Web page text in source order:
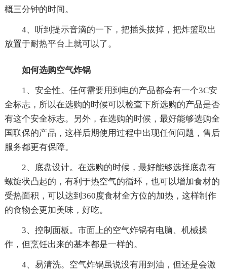
概三分钟的时间。
4、听到提示音滴的一下，把插头拔掉，把炸篮取出
放置于耐热平台上就可以了。
如何选购空气炸锅
1、安全性。任何需要用到电的产品都会有一个3C安
全标志，所以在选购的时候可以检查下所选购的产品是否
有这个安全标志。另外，在选购的时候，最好能够选购全
国联保的产品，这样后期使用过程中出现任何问题，售后
服务都更有保障。
2、底盘设计。在选购的时候，最好能够选择底盘有
螺旋状凸起的，有利于热空气的循环，也可以增加食材的
受热面积，可以达到360度食材全方位的加热，这样制作
的食物会更加美味，好吃。
3、控制面板。市面上的空气炸锅有电脑、机械操
作，但烹饪出来的基本都是一样的。
4、易清洗。空气炸锅虽说没有用到油，但还是会激